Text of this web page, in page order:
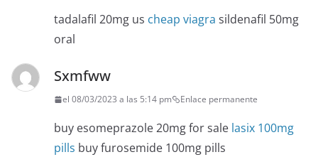
tadalafil 20mg us cheap viagra sildenafil 50mg
oral
Sxmfww
el 08/03/2023 a las 5:14 pm Enlace permanente
buy esomeprazole 20mg for sale lasix 100mg
pills buy furosemide 100mg pills